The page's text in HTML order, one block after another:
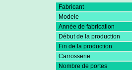
Fabricant
Modele
Année de fabrication
Début de la production
Fin de la production
Carrosserie
Nombre de portes